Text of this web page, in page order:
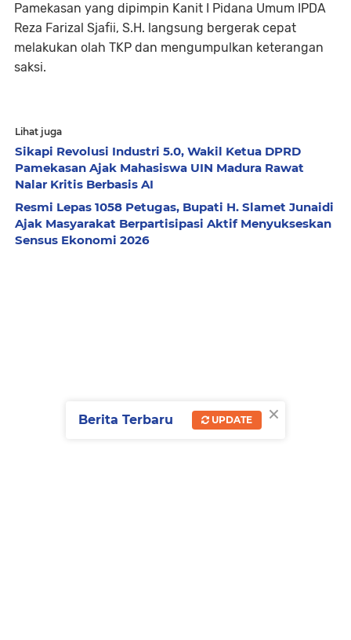
Pamekasan yang dipimpin Kanit I Pidana Umum IPDA
Reza Farizal Sjafii, S.H. langsung bergerak cepat
melakukan olah TKP dan mengumpulkan keterangan
saksi.
Lihat juga
Sikapi Revolusi Industri 5.0, Wakil Ketua DPRD
Pamekasan Ajak Mahasiswa UIN Madura Rawat
Nalar Kritis Berbasis AI
Resmi Lepas 1058 Petugas, Bupati H. Slamet Junaidi
Ajak Masyarakat Berpartisipasi Aktif Menyukseskan
Sensus Ekonomi 2026
×
Berita Terbaru UPDATE